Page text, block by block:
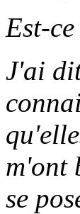
Est-
J'ai
m'ont
se